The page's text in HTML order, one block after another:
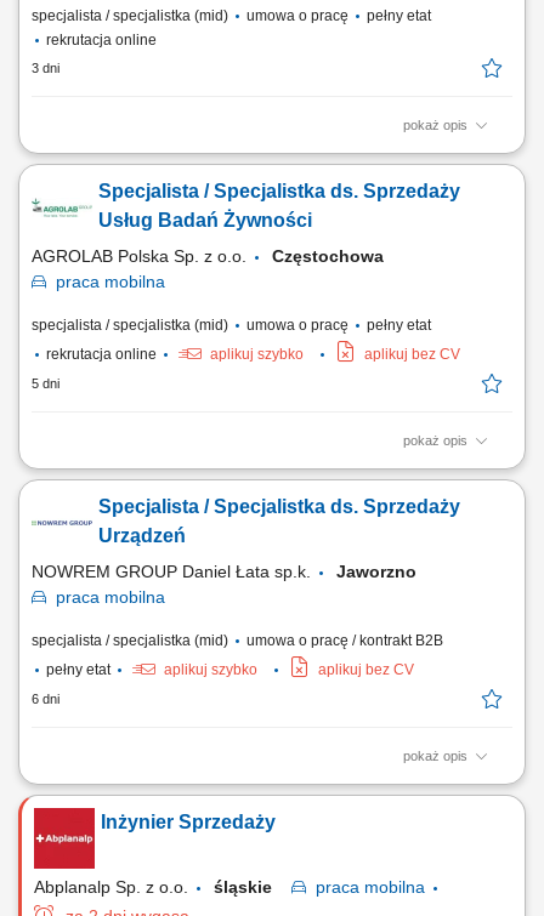
specjalista / specjalistka (mid) umowa o pracę
pełny etat
rekrutacja online
3 dni
pokaż opis
aktywne pozyskiwanie nowych klientów B2B i rozwijanie sieci
oraz zapewnianie im wsparcia, prowadzenie negocjacji handlowych i
przygotowywanie ofert dopasowanych do potrzeb klientów, współpraca
Specjalista / Specjalistka ds. Sprzedaży
Usług Badań Żywności
AGROLAB Polska Sp. z o.o.
Częstochowa
praca mobilna
specjalista / specjalistka (mid) umowa o pracę
pełny etat
rekrutacja online
aplikuj szybko aplikuj bez CV
5 dni
pokaż opis
Twoje zadania: Rozwijanie sprzedaży usług badań żywności na
aktywne pozyskiwanie nowych kontrahentów; Przygotowywanie ofert,
prowadzenie rozmów handlowych i negocjowanie warunków
Specjalista / Specjalistka ds. Sprzedaży
Urządzeń
NOWREM GROUP Daniel Łata sp.k.
Jaworzno
praca mobilna
specjalista / specjalistka (mid)
umowa o pracę / kontrakt B2B
pełny etat
aplikuj szybko aplikuj bez CV
6 dni
pokaż opis
Wynagrodzenie do negocjacji – adekwatne do posiadanego
doświadczenia oraz formy współpracy. Zakres obowiązków:
Prowadzenie aktywnej sprzedaży urządzeń dla klientów
indywidualnych oraz firm. Pozyskiwanie nowych klientów i rozwijanie
współpracy z obecnymi. Doradzanie w zakresie doboru...
Inżynier Sprzedaży
Abplanalp Sp. z o.o. śląskie praca mobilna